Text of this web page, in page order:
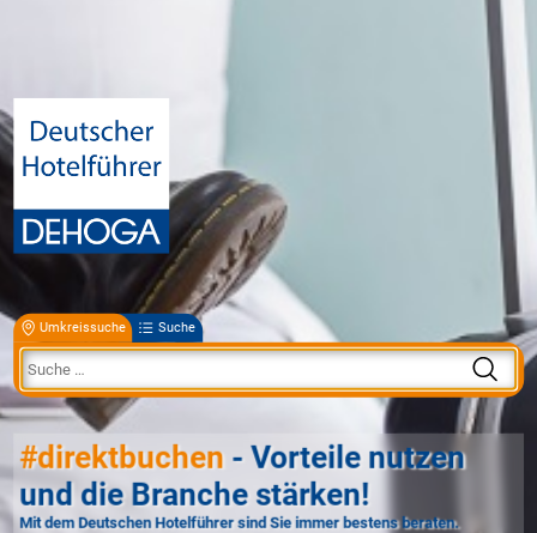
Umkreissuche Suche
#direktbuchen - Vorteile nutzen
und die Branche stärken!
Mit dem Deutschen Hotelführer sind Sie immer bestens beraten.